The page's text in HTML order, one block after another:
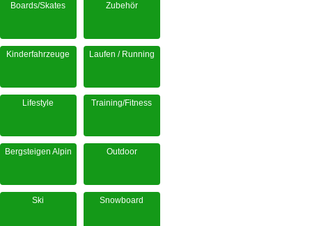
Boards/Skates Zubehör
Kinderfahrzeuge Laufen / Running
Lifestyle Training/Fitness
Bergsteigen Alpin Outdoor
Ski Snowboard